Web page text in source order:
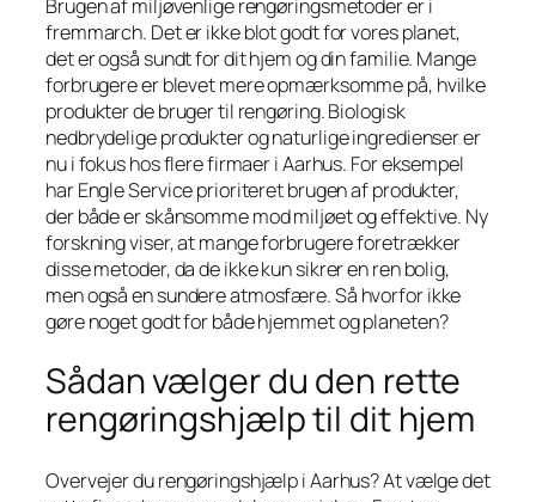
Brugen af miljøvenlige rengøringsmetoder er i
fremmarch. Det er ikke blot godt for vores planet,
det er også sundt for dit hjem og din familie. Mange
forbrugere er blevet mere opmærksomme på, hvilke
produkter de bruger til rengøring. Biologisk
nedbrydelige produkter og naturlige ingredienser er
nu i fokus hos flere firmaer i Aarhus. For eksempel
har Engle Service prioriteret brugen af produkter,
der både er skånsomme mod miljøet og effektive. Ny
forskning viser, at mange forbrugere foretrækker
disse metoder, da de ikke kun sikrer en ren bolig,
men også en sundere atmosfære. Så hvorfor ikke
gøre noget godt for både hjemmet og planeten?
Sådan vælger du den rette
rengøringshjælp til dit hjem
Overvejer du rengøringshjælp i Aarhus? At vælge det